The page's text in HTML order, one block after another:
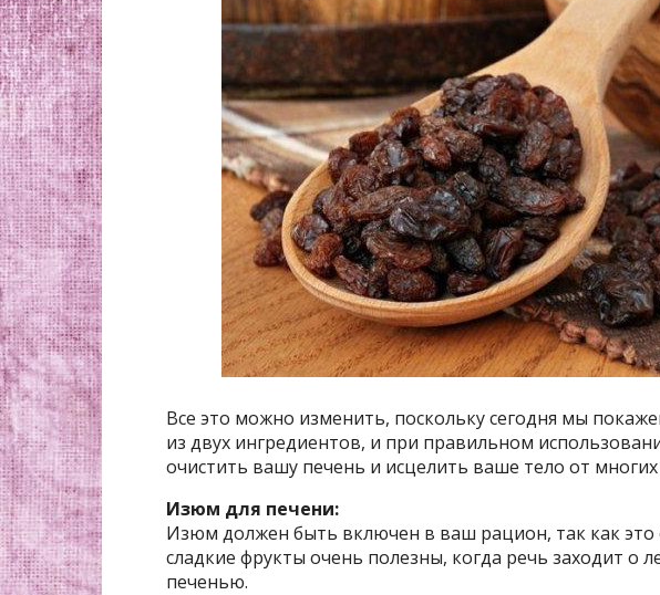
Все это можно изменить, поскольку сегодня мы
из двух ингредиентов, и при правильном
очистить вашу печень и исцелить ваше тело от
Изюм для печени:
Изюм должен быть включен в ваш рацион, так как это
сладкие фрукты очень полезны, когда речь заходит о
печенью.